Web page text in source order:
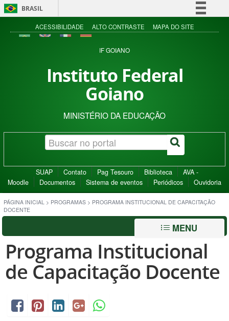
BRASIL
Simplifique!
Acesso à informação
ACESSIBILIDADE ALTO CONTRASTE MAPA DO SITE
IF GOIANO
Instituto Federal
Goiano
MINISTÉRIO DA EDUCAÇÃO
SUAP Contato Pag Tesouro Biblioteca
AVA -
Moodle
Documentos Sistema de eventos Periódicos Ouvidoria
PÁGINA INICIAL > PROGRAMAS > PROGRAMA INSTITUCIONAL DE CAPACITAÇÃO
DOCENTE
MENU
Programa Institucional
de Capacitação Docente